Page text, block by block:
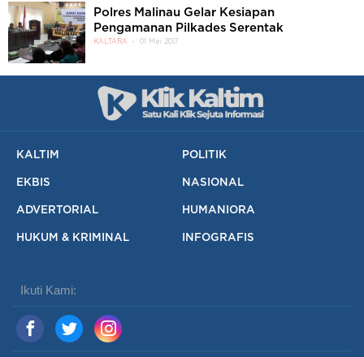
Polres Malinau Gelar Kesiapan
Pengamanan Pilkades Serentak
KALTARA 01 Mei 2017
KALTIM POLITIK
EKBIS NASIONAL
ADVERTORIAL HUMANIORA
HUKUM & KRIMINAL INFOGRAFIS
Ikuti Kami: